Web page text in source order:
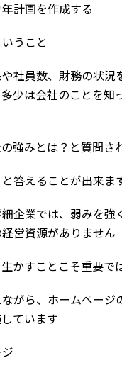
計画を作成する
うこと
社員数、財務の状況
少は会社のことを知
強みとは？と質問さ
答えることが出来ま
企業では、弱みを強
営資源がありません
かすことこそ重要で
がら、ホームページ
ています